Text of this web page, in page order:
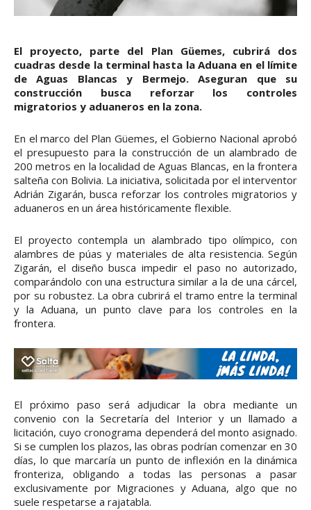
El proyecto, parte del Plan Güemes, cubrirá dos
cuadras desde la terminal hasta la Aduana en el límite
de Aguas Blancas y Bermejo. Aseguran que su
construcción busca reforzar los controles
migratorios y aduaneros en la zona.
En el marco del Plan Güemes, el Gobierno Nacional aprobó
el presupuesto para la construcción de un alambrado de
200 metros en la localidad de Aguas Blancas, en la frontera
salteña con Bolivia. La iniciativa, solicitada por el interventor
Adrián Zigarán, busca reforzar los controles migratorios y
aduaneros en un área históricamente flexible.
El proyecto contempla un alambrado tipo olímpico, con
alambres de púas y materiales de alta resistencia. Según
Zigarán, el diseño busca impedir el paso no autorizado,
comparándolo con una estructura similar a la de una cárcel,
por su robustez. La obra cubrirá el tramo entre la terminal
y la Aduana, un punto clave para los controles en la
frontera.
El próximo paso será adjudicar la obra mediante un
convenio con la Secretaría del Interior y un llamado a
licitación, cuyo cronograma dependerá del monto asignado.
Si se cumplen los plazos, las obras podrían comenzar en 30
días, lo que marcaría un punto de inflexión en la dinámica
fronteriza, obligando a todas las personas a pasar
exclusivamente por Migraciones y Aduana, algo que no
suele respetarse a rajatabla.